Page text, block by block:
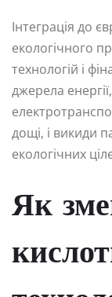
Інтеграція до
екологічного
технологій і
джерела
дощі, і викиди
екологічних
Як